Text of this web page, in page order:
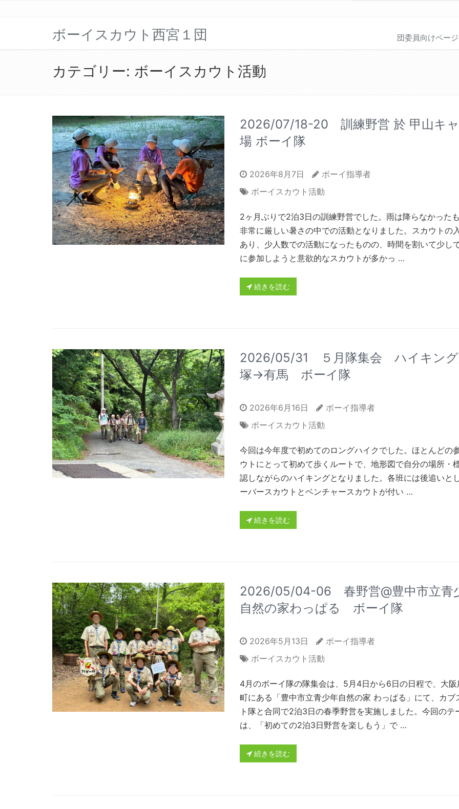
ボーイスカウト西宮１団 団委員向けページ
カテゴリー: ボーイスカウト活動
2026/07/18-20 訓練野営 於 甲山キ
場 ボーイ隊
2026年8月7日
ボーイ指導者
ボーイスカウト活動
2ヶ月ぶりで2泊3日の訓練野営でした。雨は降らなかったも
非常に厳しい暑さの中での活動となりました。スカウトの
あり、少人数での活動になったものの、時間を割いて少し
に参加しようと意欲的なスカウトが多かっ …
続きを読む
2026/05/31 ５月隊集会 ハイキン
塚→有馬 ボーイ隊
2026年6月16日
ボーイ指導者
ボーイスカウト活動
今回は今年度で初めてのロングハイクでした。ほとんどの
ウトにとって初めて歩くルートで、地形図で自分の場所・
認しながらのハイキングとなりました。各班には後追いと
ーバースカウトとベンチャースカウトが付い …
続きを読む
2026/05/04-06 春野営@豊中市立青
自然の家わっぱる ボーイ隊
2026年5月13日
ボーイ指導者
ボーイスカウト活動
4月のボーイ隊の隊集会は、5月4日から6日の日程で、大阪
町にある「豊中市立青少年自然の家 わっぱる」にて、カブ
ト隊と合同で2泊3日の春季野営を実施しました。今回のテ
は、「初めての2泊3日野営を楽しもう」で …
続きを読む